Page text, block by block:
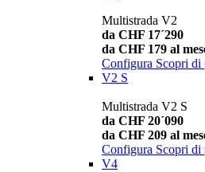
Multistrada V2
da CHF 17´290
da CHF 179 al
Configura Scopri di
V2 S
Multistrada V2 S
da CHF 20´090
da CHF 209 al
Configura Scopri di
V4